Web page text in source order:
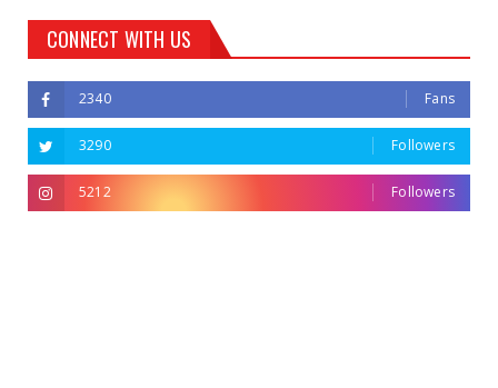
CONNECT WITH US
2340 Fans
3290 Followers
5212 Followers